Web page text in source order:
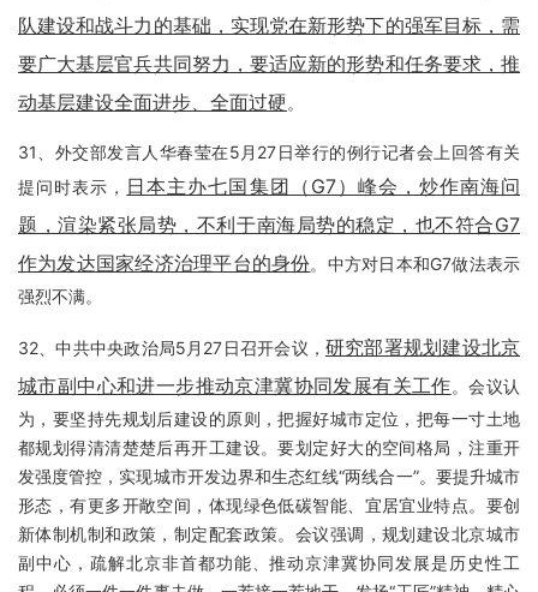
队建设和战斗力的基础，实现党在新形势下的强军目标，需
要广大基层官兵共同努力，要适应新的形势和任务要求，推
动基层建设全面进步、全面过硬。
31、外交部发言人华春莹在5月27日举行的例行记者会上回答有关
提问时表示， 日本主办七国集团（G7）峰会，炒作南海问
题，渲染紧张局势，不利于南海局势的稳定，也不符合G7
作为发达国家经济治理平台的身份。中方对日本和G7做法表示
强烈不满。
32、中共中央政治局5月27日召开会议， 研究部署规划建设北京
城市副中心和进一步推动京津冀协同发展有关工作。会议认
为，要坚持先规划后建设的原则，把握好城市定位，把每一寸土地
都规划得清清楚楚后再开工建设。要划定好大的空间格局，注重开
发强度管控，实现城市开发边界和生态红线“两线合一”。要提升城市
形态，有更多开敞空间，体现绿色低碳智能、宜居宜业特点。要创
新体制机制和政策，制定配套政策。会议强调，规划建设北京城市
副中心，疏解北京非首都功能、推动京津冀协同发展是历史性工